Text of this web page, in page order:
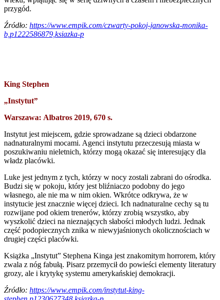
przygód.
Źródło: https://www.empik.com/czwarty-pokoj-janowska-monika-
b,p1222586879,ksiazka-p
King Stephen
„Instytut”
Warszawa: Albatros 2019, 670 s.
Instytut jest miejscem, gdzie sprowadzane są dzieci obdarzone
nadnaturalnymi mocami. Agenci instytutu przeczesują miasta w
poszukiwaniu nieletnich, którzy mogą okazać się interesujący dla
władz placówki.
Luke jest jednym z tych, którzy w nocy zostali zabrani do ośrodka.
Budzi się w pokoju, który jest bliźniaczo podobny do jego
własnego, ale nie ma w nim okien. Wkrótce odkrywa, że w
instytucie jest znacznie więcej dzieci. Ich nadnaturalne cechy są tu
rozwijane pod okiem trenerów, którzy zrobią wszystko, aby
wyszkolić dzieci na nieznających słabości młodych ludzi. Jednak
część podopiecznych znika w niewyjaśnionych okolicznościach w
drugiej części placówki.
Książka „Instytut” Stephena Kinga jest znakomitym horrorem, który
zwala z nóg fabułą. Pisarz przemycił do powieści elementy literatury
grozy, ale i krytykę systemu amerykańskiej demokracji.
Źródło: https://www.empik.com/instytut-king-